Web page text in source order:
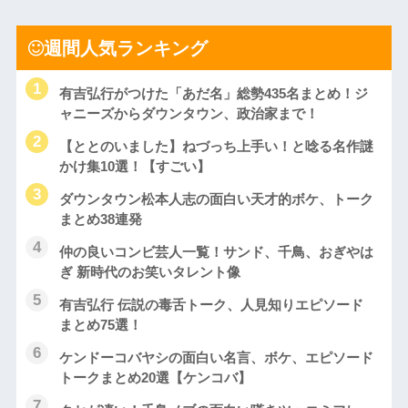
週間人気ランキング
有吉弘行がつけた「あだ名」総勢435名まとめ！ジ
ャニーズからダウンタウン、政治家まで！
【ととのいました】ねづっち上手い！と唸る名作謎
かけ集10選！【すごい】
ダウンタウン松本人志の面白い天才的ボケ、トーク
まとめ38連発
仲の良いコンビ芸人一覧！サンド、千鳥、おぎやは
ぎ 新時代のお笑いタレント像
有吉弘行 伝説の毒舌トーク、人見知りエピソード
まとめ75選！
ケンドーコバヤシの面白い名言、ボケ、エピソード
トークまとめ20選【ケンコバ】